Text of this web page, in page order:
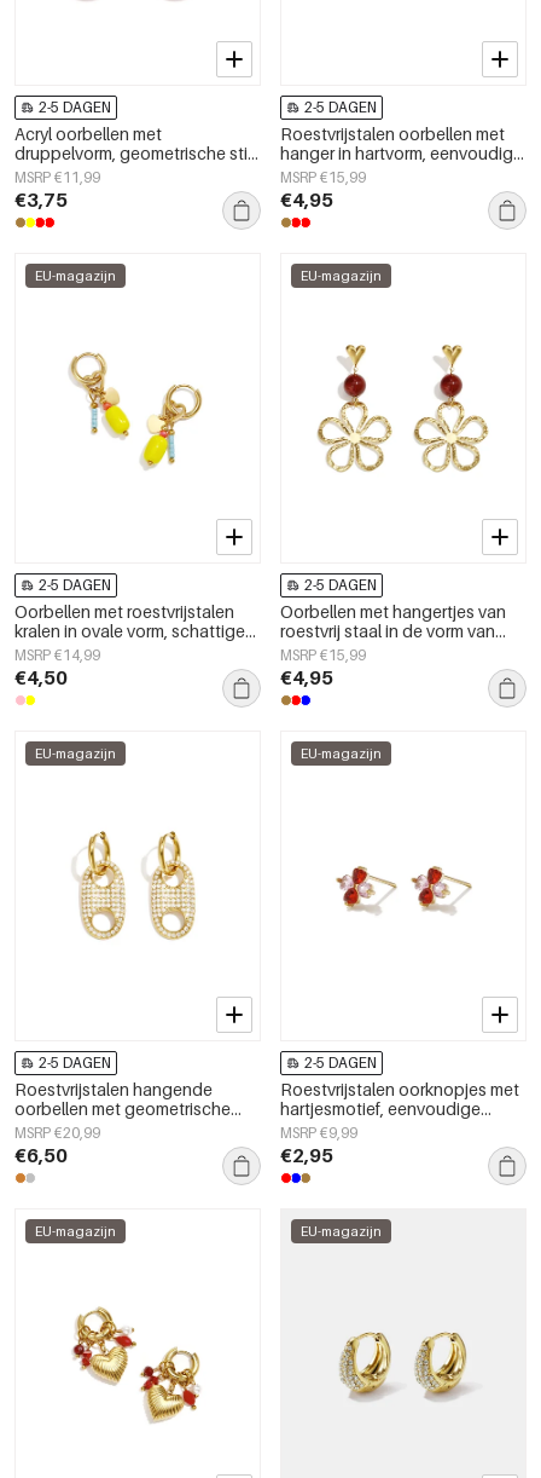
2-5 DAGEN
Acryl oorbellen met
druppelvorm, geometrische stijl,
casual, alledaags, eenvoudige
serie, dames sieraden
MSRP €11,99
€3,75
2-5 DAGEN
Roestvrijstalen oorbellen met
hanger in hartvorm, eenvoudige
dagelijkse serie, damessieraden
MSRP €15,99
€4,95
EU-magazijn
2-5 DAGEN
Oorbellen met roestvrijstalen
kralen in ovale vorm, schattige
en eenvoudige serie voor
dagelijks gebruik,
damessieraden
MSRP €14,99
€4,50
EU-magazijn
2-5 DAGEN
Oorbellen met hangertjes van
roestvrij staal in de vorm van
een bloem uit de Daily Simple-
serie voor dames.
MSRP €15,99
€4,95
EU-magazijn
2-5 DAGEN
Roestvrijstalen hangende
oorbellen met geometrische
vorm, eenvoudige, alledaagse
serie, damessieraden
MSRP €20,99
€6,50
EU-magazijn
2-5 DAGEN
Roestvrijstalen oorknopjes met
hartjesmotief, eenvoudige
dagelijkse sieraden uit de
Simple Series voor dames.
MSRP €9,99
€2,95
EU-magazijn EU-magazijn